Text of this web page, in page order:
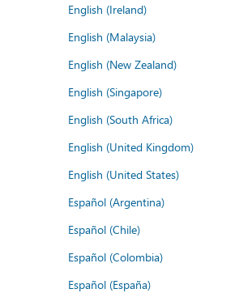
English (Ireland)
English (Malaysia)
English (New Zealand)
English (Singapore)
English (South Africa)
English (United Kingdom)
English (United States)
Español (Argentina)
Español (Chile)
Español (Colombia)
Español (España)